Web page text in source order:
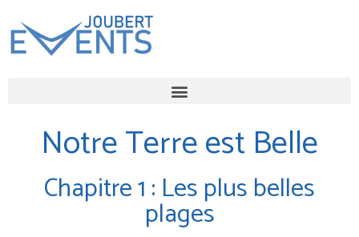
Notre Terre est Belle
Chapitre 1 : Les plus belles
plages